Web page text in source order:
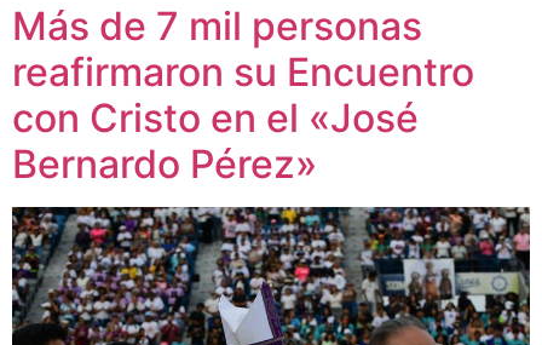
Más de 7 mil personas
reafirmaron su Encuentro
con Cristo en el «José
Bernardo Pérez»